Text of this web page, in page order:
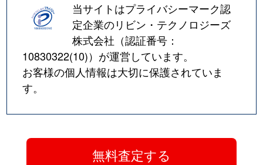
当サイトはプライバシーマーク認
定企業のリビン・テクノロジーズ
株式会社（認証番号：
10830322(10)）が運営しています。
お客様の個人情報は大切に保護されていま
す。